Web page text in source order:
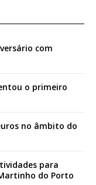
com
o primeiro
no âmbito do
para
do Porto